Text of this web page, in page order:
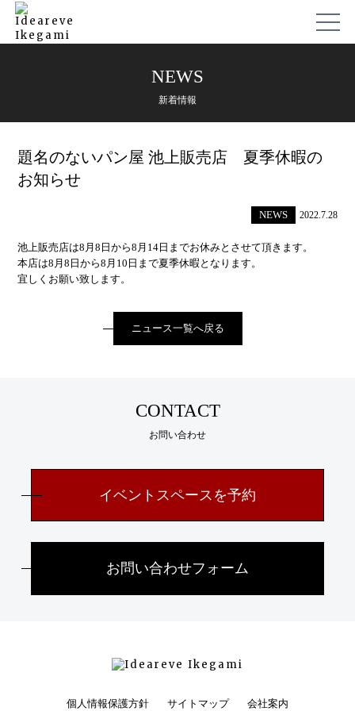
NEWS
新着情報
題名のないパン屋 池上販売店 夏季休暇の
お知らせ
NEWS 2022.7.28
池上販売店は8月8日から8月14日までお休みとさせて頂きます。
本店は8月8日から8月10日まで夏季休暇となります。
宜しくお願い致します。
ニュース一覧へ戻る
CONTACT
お問い合わせ
イベントスペースを予約
お問い合わせフォーム
個人情報保護方針 サイトマップ 会社案内